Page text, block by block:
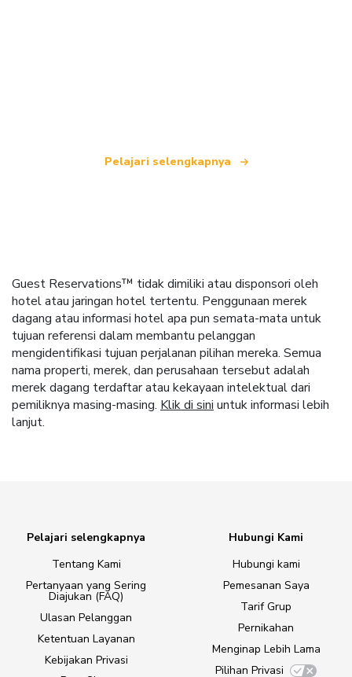
Pelajari selengkapnya
Guest Reservations™ tidak dimiliki atau disponsori oleh
hotel atau jaringan hotel tertentu. Penggunaan merek
dagang atau informasi hotel apa pun semata-mata untuk
tujuan referensi dalam membantu pelanggan
mengidentifikasi tujuan perjalanan pilihan mereka. Semua
nama properti, merek, dan perusahaan tersebut adalah
merek dagang terdaftar atau kekayaan intelektual dari
pemiliknya masing-masing. Klik di sini untuk informasi lebih
lanjut.
Pelajari selengkapnya
Tentang Kami
Pertanyaan yang Sering
Diajukan (FAQ)
Ulasan Pelanggan
Ketentuan Layanan
Kebijakan Privasi
Hubungi Kami
Hubungi kami
Pemesanan Saya
Tarif Grup
Pernikahan
Menginap Lebih Lama
Pilihan Privasi